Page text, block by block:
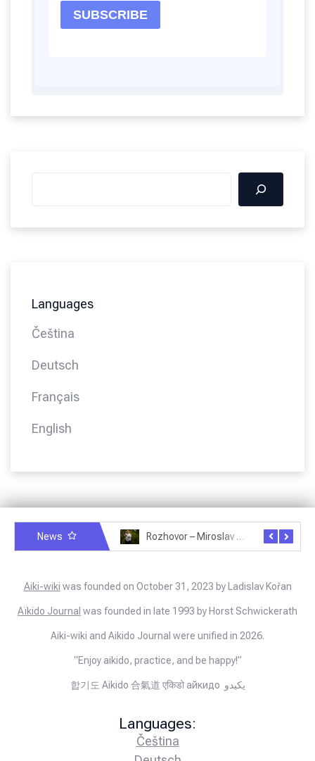
Languages
Čeština
Deutsch
Français
English
News Rozhovor – Joël Roche – 12.4.2025 – Praha, Karlín
Aiki-wiki was founded on October 31, 2023 by Ladislav Kořan
Aïkido Journal was founded in late 1993 by Horst Schwickerath
Aiki-wiki and Aikido Journal were unified in 2026.
“Enjoy aikido, practice, and be happy!”
합기도 Aikido 合氣道 एकिडो айкидо يكيدو
Languages:
Čeština